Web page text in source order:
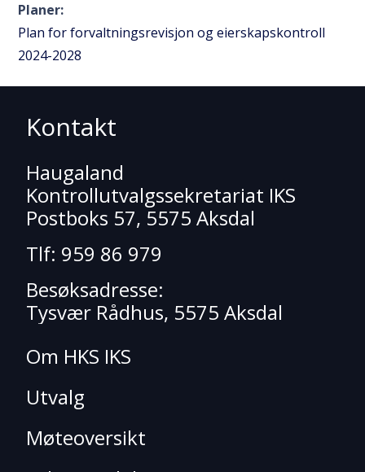
Planer:
Plan for forvaltningsrevisjon og eierskapskontroll
2024-2028
Kontakt
Haugaland
Kontrollutvalgssekretariat IKS
Postboks 57, 5575 Aksdal
Tlf: 959 86 979
Besøksadresse:
Tysvær Rådhus, 5575 Aksdal
Om HKS IKS
Utvalg
Møteoversikt